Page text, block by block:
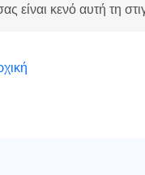
είναι κενό αυτή τη